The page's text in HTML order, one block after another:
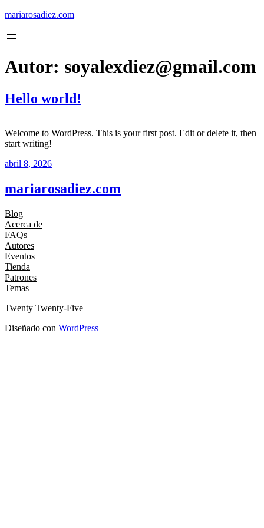
Saltar
contenido
mariarosadiez.com
Autor: soyalexdiez@gmail.com
Hello world!
Welcome to WordPress. This is your first post. Edit or delete it, then
start writing!
abril 8, 2026
mariarosadiez.com
Blog
Acerca de
FAQs
Autores
Eventos
Tienda
Patrones
Temas
Twenty Twenty-Five
Diseñado con WordPress